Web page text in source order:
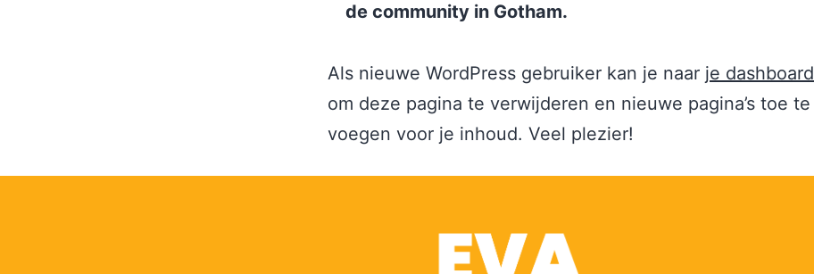
de community in Gotham.
Als nieuwe WordPress gebruiker kan je naar je dashboard
om deze pagina te verwijderen en nieuwe pagina’s toe te
voegen voor je inhoud. Veel plezier!